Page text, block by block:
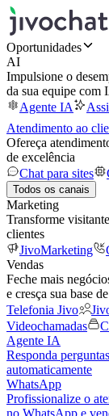
Oportunidades
AI
Impulsione o
da sua equipe com
Agente IA
Atendimento ao
Ofereça
de excelência
Chat para sites
Todos os canais
Marketing
Transforme
clientes
JivoMarketing
Vendas
Feche mais
e cresça sua base
Telefonia Jivo
Videochamadas
Agente IA
Responda
automaticamente
WhatsApp
Profissionalize o
no WhatsApp e